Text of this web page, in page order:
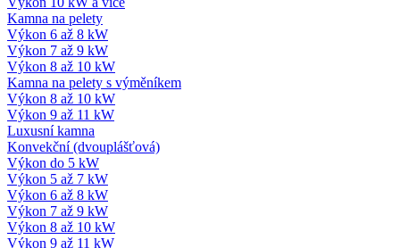
Kamna na pelety
Výkon 6 až 8 kW
Výkon 7 až 9 kW
Výkon 8 až 10 kW
Kamna na pelety s výměníkem
Výkon 8 až 10 kW
Výkon 9 až 11 kW
Luxusní kamna
Konvekční (dvouplášťová)
Výkon do 5 kW
Výkon 5 až 7 kW
Výkon 6 až 8 kW
Výkon 7 až 9 kW
Výkon 8 až 10 kW
Výkon 9 až 11 kW